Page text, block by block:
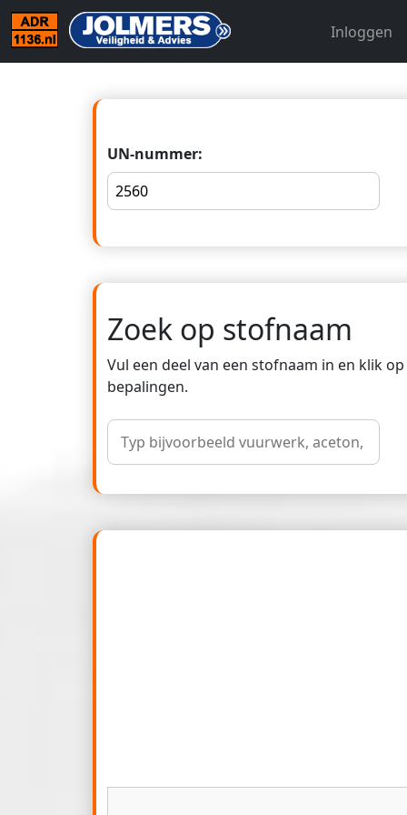
Inloggen
UN-nummer:
Zoek op stofnaam
Vul een deel van een stofnaam in en klik
bepalingen.